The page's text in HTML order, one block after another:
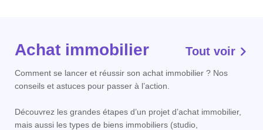
Achat immobilier Tout voir
Comment se lancer et réussir son achat immobilier ? Nos
conseils et astuces pour passer à l’action.
Découvrez les grandes étapes d’un projet d’achat immobilier,
mais aussi les types de biens immobiliers (studio,